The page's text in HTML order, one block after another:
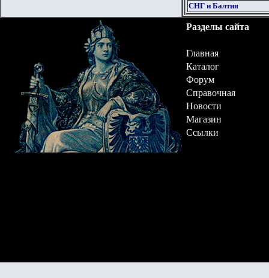
СНГ и Балтия
Разделы сайта
Главная
Каталог
Форум
Справочная
Новости
Магазин
Ссылки